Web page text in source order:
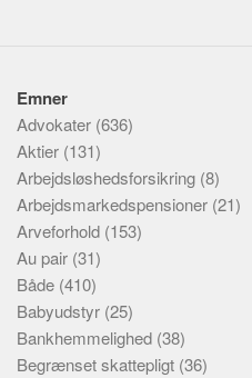
Emner
Advokater (636)
Aktier (131)
Arbejdsløshedsforsikring (8)
Arbejdsmarkedspensioner (21)
Arveforhold (153)
Au pair (31)
Både (410)
Babyudstyr (25)
Bankhemmelighed (38)
Begrænset skattepligt (36)